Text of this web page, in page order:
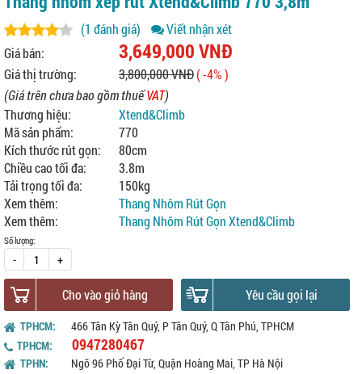
(1 đánh giá)
Viết nhận xét
Giá bán:
3,649,000 VNĐ
Giá thị trường: 3,800,000 VNĐ( -4% )
(Giá trên chưa bao gồm thuếVAT)
Thương hiệu:
Xtend&Climb
Mã sản phẩm:
770
Kích thước rút gọn:
80cm
Chiều cao tối đa:
3.8m
Tải trọng tối đa:
150kg
Xem thêm:
Thang Nhôm Rút Gọn
Xem thêm:
Thang Nhôm Rút Gọn Xtend&Climb
Số lượng:
- +
Cho vào giỏ hàng Yêu cầu gọi lại
TPHCM:
466 Tân Kỳ Tân Quý, P Tân Quý, Q Tân Phú, TPHCM
TPHCM:
0947280467
TPHN:
Ngõ 96 Phố Đại Từ, Quận Hoàng Mai, TP Hà Nội